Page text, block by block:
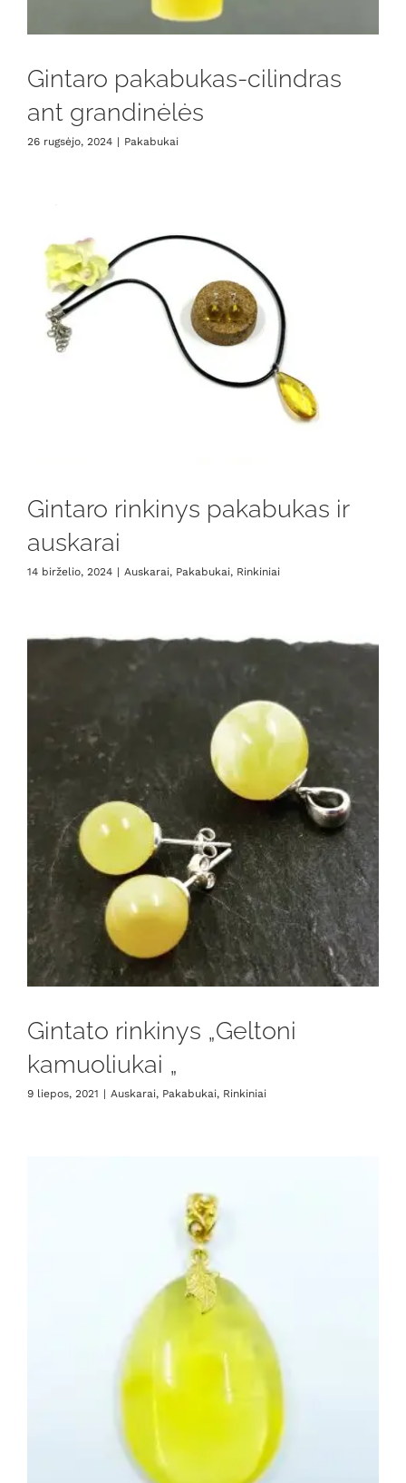
Gintaro pakabukas-cilindras
ant grandinėlės
26 rugsėjo, 2024 | Pakabukai
Gintaro rinkinys pakabukas ir
auskarai
14 birželio, 2024 | Auskarai, Pakabukai, Rinkiniai
Gintato rinkinys „Geltoni
kamuoliukai „
9 liepos, 2021 | Auskarai, Pakabukai, Rinkiniai